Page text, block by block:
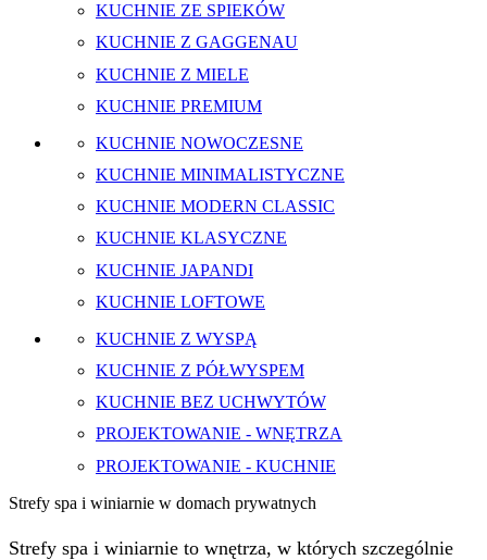
KUCHNIE ZE SPIEKÓW
KUCHNIE Z GAGGENAU
KUCHNIE Z MIELE
KUCHNIE PREMIUM
KUCHNIE NOWOCZESNE
KUCHNIE MINIMALISTYCZNE
KUCHNIE MODERN CLASSIC
KUCHNIE KLASYCZNE
KUCHNIE JAPANDI
KUCHNIE LOFTOWE
KUCHNIE Z WYSPĄ
KUCHNIE Z PÓŁWYSPEM
KUCHNIE BEZ UCHWYTÓW
PROJEKTOWANIE - WNĘTRZA
PROJEKTOWANIE - KUCHNIE
Strefy spa i winiarnie w domach prywatnych
Strefy spa i winiarnie to wnętrza, w których szczególnie